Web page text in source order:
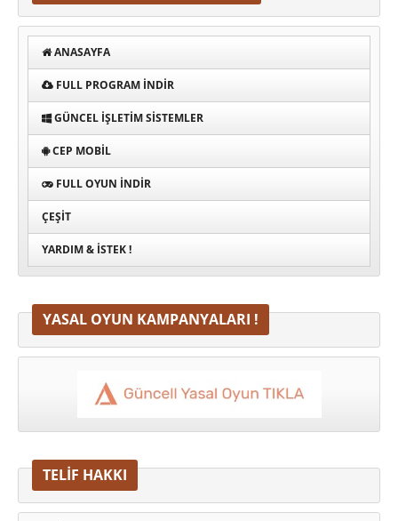
ANASAYFA
FULL PROGRAM INDIR
GÜNCEL İŞLETIM SISTEMLER
CEP MOBIL
FULL OYUN İNDIR
ÇEŞIT
YARDIM & İSTEK !
YASAL OYUN KAMPANYALARI !
TELİF HAKKI